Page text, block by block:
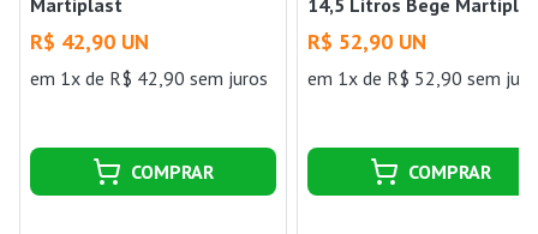
Martiplast
R$ 42,90 UN
em 1x de R$ 42,90 sem juros
COMPRAR
14,5 Litros Bege
R$ 52,90 UN
em 1x de R$ 52,90 sem
COMPRAR